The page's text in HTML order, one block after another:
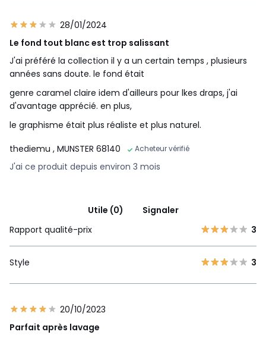
28/01/2024
Le fond tout blanc est trop salissant
J'ai préféré la collection il y a un certain temps , plusieurs
années sans doute. le fond était
genre caramel claire idem d'ailleurs pour lkes draps, j'ai
d'avantage apprécié. en plus,
le graphisme était plus réaliste et plus naturel.
thediemu , MUNSTER 68140 Acheteur vérifié
J'ai ce produit depuis environ 3 mois
Utile (0)
Signaler
Rapport qualité-prix
3
Style 3
20/10/2023
Parfait après lavage